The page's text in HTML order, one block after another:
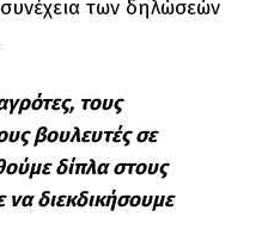
των δηλώσεών
τους
βουλευτές σε
δίπλα στους
διεκδικήσουμε